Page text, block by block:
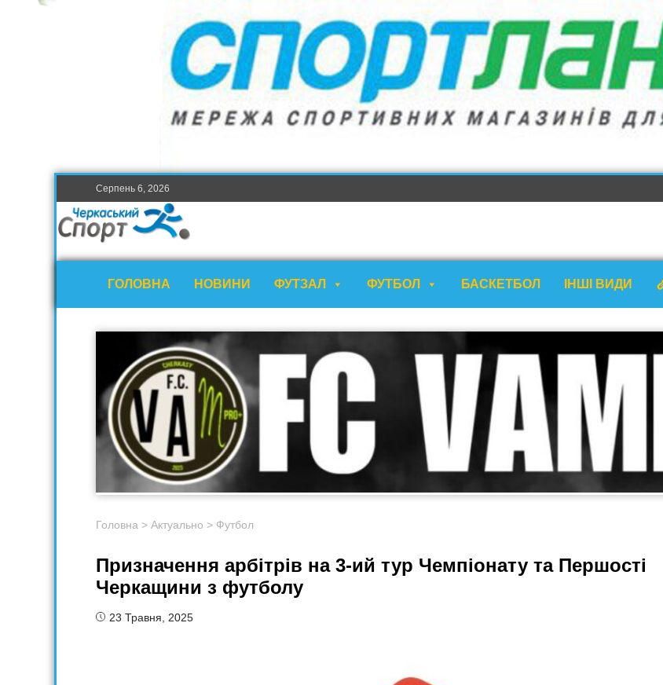
Серпень 6, 2026
ГОЛОВНА НОВИНИ ФУТЗАЛ ФУТБОЛ БАСКЕТБОЛ ІНШІ ВИДИ
Головна > Актуально > Футбол
Призначення арбітрів на 3-ий тур Чемпіонату та Першості
Черкащини з футболу
23 Травня, 2025